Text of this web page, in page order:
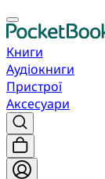
Книги
Аудіокниги
Пристрої
Аксесуари